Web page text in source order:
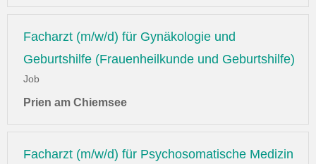
Facharzt (m/w/d) für Gynäkologie und
Geburtshilfe (Frauenheilkunde und Geburtshilfe)
Job
Prien am Chiemsee
Facharzt (m/w/d) für Psychosomatische Medizin